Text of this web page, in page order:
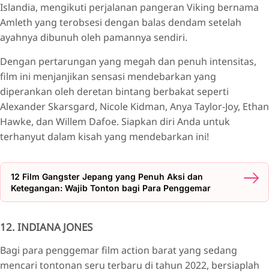
Islandia, mengikuti perjalanan pangeran Viking bernama
Amleth yang terobsesi dengan balas dendam setelah
ayahnya dibunuh oleh pamannya sendiri.
Dengan pertarungan yang megah dan penuh intensitas,
film ini menjanjikan sensasi mendebarkan yang
diperankan oleh deretan bintang berbakat seperti
Alexander Skarsgard, Nicole Kidman, Anya Taylor-Joy, Ethan
Hawke, dan Willem Dafoe. Siapkan diri Anda untuk
terhanyut dalam kisah yang mendebarkan ini!
12 Film Gangster Jepang yang Penuh Aksi dan
Ketegangan: Wajib Tonton bagi Para Penggemar
12. INDIANA JONES
Bagi para penggemar film action barat yang sedang
mencari tontonan seru terbaru di tahun 2022, bersiaplah